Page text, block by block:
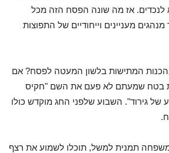
לנכדים. אז מה שונה הפסח הזה מכל
מעניינים וייחודיים של התפוצות
המתישות בלשון המעטה לפסח? אם
בטח שמעתם לא פעם את השם "חקיס
של גירוד". השבוע שלפני החג מוקדש כולו
תמנית למשל, תוכלו לשמוע את רצף